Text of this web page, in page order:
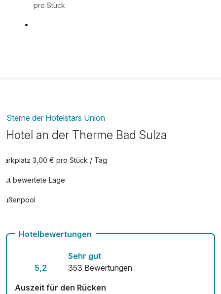
pro Stück
Sterne der Hotelstars Union
Hotel an der Therme Bad Sulza
Parkplatz 3,00 € pro Stück / Tag
Gut bewertete Lage
Außenpool
Hunde im Hotel erlaubt für 15,00 € pro Stück / Tag
Auch vegetarische Speisen
Hotelbewertungen
5,2
Sehr gut
353 Bewertungen
Auszeit für den Rücken